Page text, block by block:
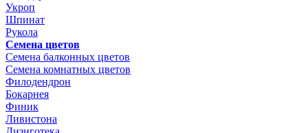
Укроп
Шпинат
Рукола
Семена цветов
Семена балконных цветов
Семена комнатных цветов
Филодендрон
Бокарнея
Финик
Ливистона